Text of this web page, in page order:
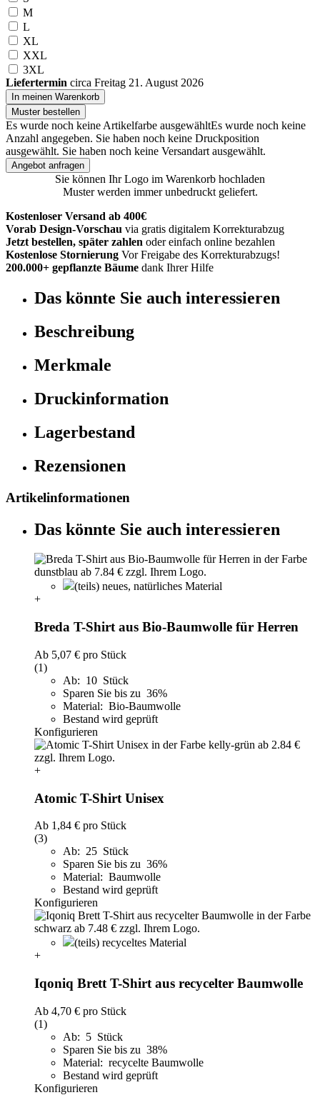
M
L
XL
XXL
3XL
Liefertermin circa Freitag 21. August 2026
In meinen Warenkorb
Muster bestellen
Es wurde noch keine Artikelfarbe ausgewähltEs wurde noch keine
Anzahl angegeben. Sie haben noch keine Druckposition
ausgewählt. Sie haben noch keine Versandart ausgewählt.
Angebot anfragen
Sie können Ihr Logo im Warenkorb hochladen
Muster werden immer unbedruckt geliefert.
Kostenloser Versand ab 400€
Vorab Design-Vorschau via gratis digitalem Korrekturabzug
Jetzt bestellen, später zahlen oder einfach online bezahlen
Kostenlose Stornierung Vor Freigabe des Korrekturabzugs!
200.000+ gepflanzte Bäume dank Ihrer Hilfe
Das könnte Sie auch interessieren
Beschreibung
Merkmale
Druckinformation
Lagerbestand
Rezensionen
Artikelinformationen
Das könnte Sie auch interessieren
(teils) neues, natürliches Material
+
Breda T-Shirt aus Bio-Baumwolle für Herren
Ab 5,07 € pro Stück
(1)
Ab: 10 Stück
Sparen Sie bis zu 36%
Material: Bio-Baumwolle
Bestand wird geprüft
Konfigurieren
+
Atomic T-Shirt Unisex
Ab 1,84 € pro Stück
(3)
Ab: 25 Stück
Sparen Sie bis zu 36%
Material: Baumwolle
Bestand wird geprüft
Konfigurieren
(teils) recyceltes Material
+
Iqoniq Brett T-Shirt aus recycelter Baumwolle
Ab 4,70 € pro Stück
(1)
Ab: 5 Stück
Sparen Sie bis zu 38%
Material: recycelte Baumwolle
Bestand wird geprüft
Konfigurieren